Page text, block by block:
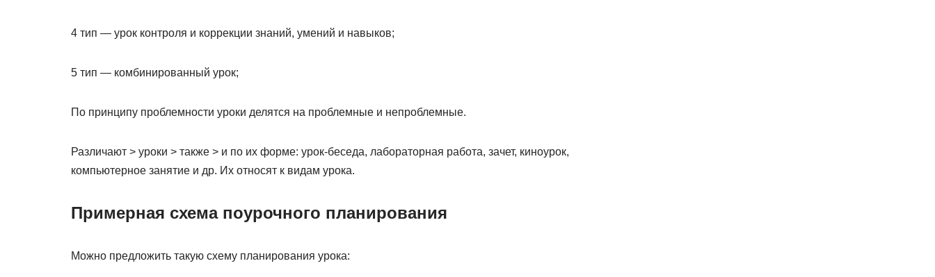
4 тип — урок контроля и коррекции знаний, умений и навыков;
5 тип — комбинированный урок;
По принципу проблемности уроки делятся на проблемные и непроблемные.
Различают > уроки > также > и по их форме: урок-беседа, лабораторная работа, зачет, киноурок,
компьютерное занятие и др. Их относят к видам урока.
Примерная схема поурочного планирования
Можно предложить такую схему планирования урока: